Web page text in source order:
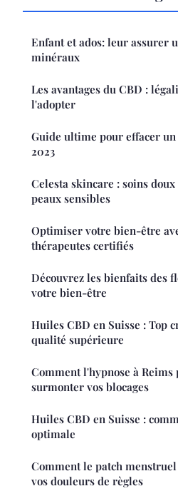
Enfant et ados: leur assurer
minéraux
Les avantages du CBD :
l'adopter
Guide ultime pour effacer un
2023
Celesta skincare : soins
peaux sensibles
Optimiser votre bien-être
thérapeutes certifiés
Découvrez les bienfaits des
votre bien-être
Huiles CBD en Suisse : Top
qualité supérieure
Comment l'hypnose à Reims
surmonter vos blocages
Huiles CBD en Suisse :
optimale
Comment le patch
vos douleurs de règles